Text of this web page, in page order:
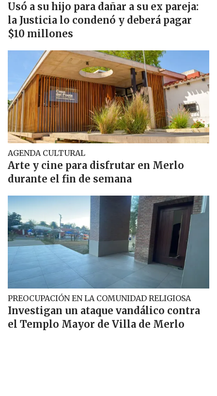
Usó a su hijo para dañar a su ex pareja:
la Justicia lo condenó y deberá pagar
$10 millones
AGENDA CULTURAL
Arte y cine para disfrutar en Merlo
durante el fin de semana
PREOCUPACIÓN EN LA COMUNIDAD RELIGIOSA
Investigan un ataque vandálico contra
el Templo Mayor de Villa de Merlo